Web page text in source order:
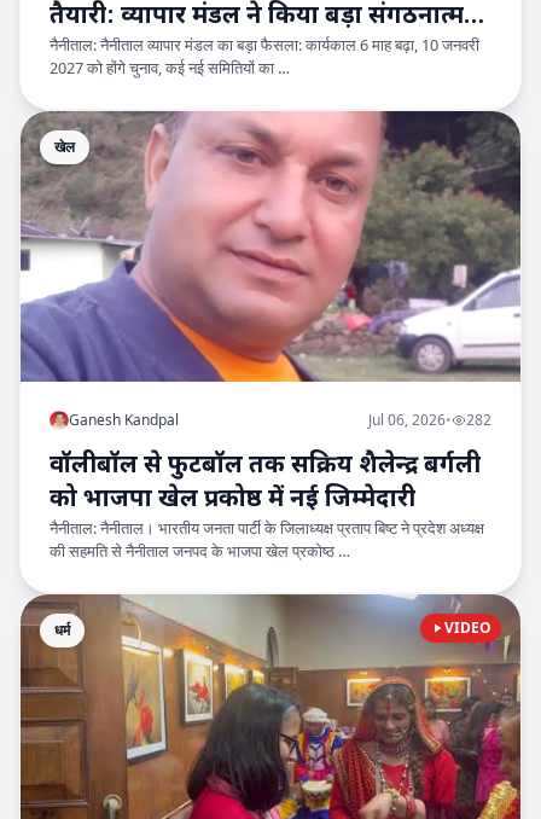
तैयारी: व्यापार मंडल ने किया बड़ा संगठनात्मक
विस्तार
नैनीताल: नैनीताल व्यापार मंडल का बड़ा फैसला: कार्यकाल 6 माह बढ़ा, 10 जनवरी
2027 को होंगे चुनाव, कई नई समितियों का …
खेल
Ganesh Kandpal Jul 06, 2026• 282
वॉलीबॉल से फुटबॉल तक सक्रिय शैलेन्द्र बर्गली
को भाजपा खेल प्रकोष्ठ में नई जिम्मेदारी
नैनीताल: नैनीताल। भारतीय जनता पार्टी के जिलाध्यक्ष प्रताप बिष्ट ने प्रदेश अध्यक्ष
की सहमति से नैनीताल जनपद के भाजपा खेल प्रकोष्ठ …
VIDEO
धर्म